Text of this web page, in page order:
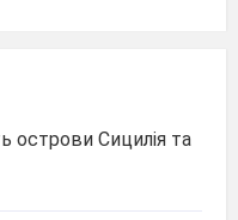
острови Сицилія та